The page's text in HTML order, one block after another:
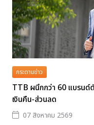
กระดานข่าว
TTB ผนึกกว่า 60 แบรนด์
เงินคืน-ส่วนลด
07 สิงหาคม 2569